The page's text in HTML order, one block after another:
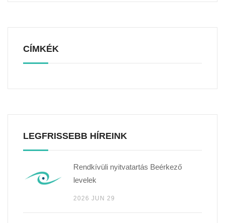
CÍMKÉK
LEGFRISSEBB HÍREINK
Rendkívüli nyitvatartás Beérkező
levelek
2026 JUN 29